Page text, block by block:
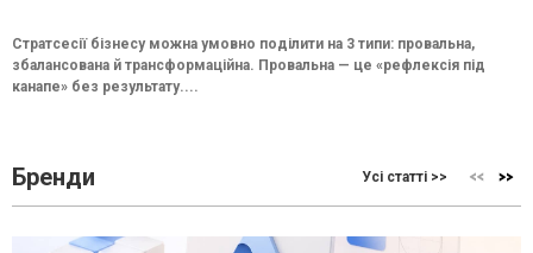
Стратсесії бізнесу можна умовно поділити на 3 типи: провальна,
збалансована й трансформаційна. Провальна — це «рефлексія під
канапе» без результату....
Бренди Усі статті >>